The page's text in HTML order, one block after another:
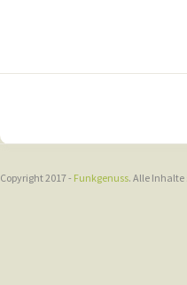
Copyright 2017 - Funkgenuss. Alle